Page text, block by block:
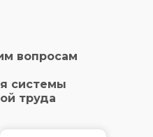
вопросам
системы
труда